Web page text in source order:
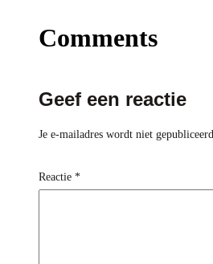
Comments
Geef een reactie
Je e-mailadres wordt niet gepubliceerd.
Reactie *